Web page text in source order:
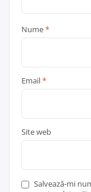
Nume*
Email*
Site web
Salvează-mi